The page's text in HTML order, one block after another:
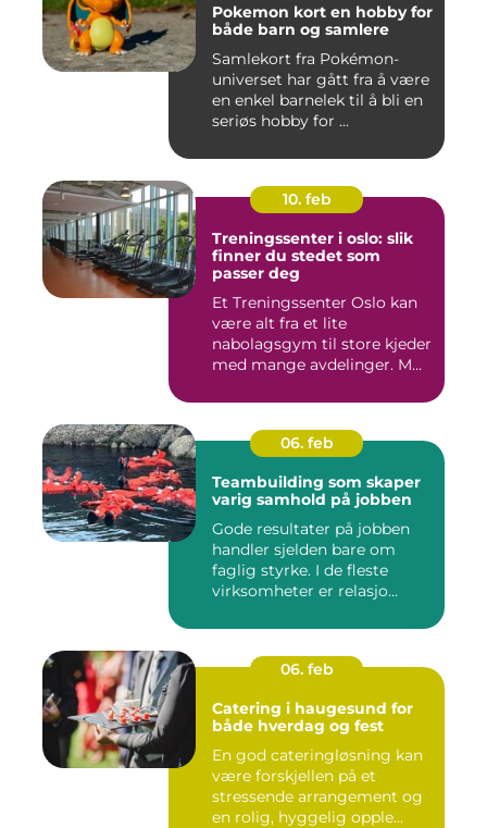
Pokemon kort en hobby for
både barn og samlere
Samlekort fra Pokémon-
universet har gått fra å være
en enkel barnelek til å bli en
seriøs hobby for ...
10. feb
Treningssenter i oslo: slik
finner du stedet som
passer deg
Et Treningssenter Oslo kan
være alt fra et lite
nabolagsgym til store kjeder
med mange avdelinger. M...
06. feb
Teambuilding som skaper
varig samhold på jobben
Gode resultater på jobben
handler sjelden bare om
faglig styrke. I de fleste
virksomheter er relasjo...
06. feb
Catering i haugesund for
både hverdag og fest
En god cateringløsning kan
være forskjellen på et
stressende arrangement og
en rolig, hyggelig opple...